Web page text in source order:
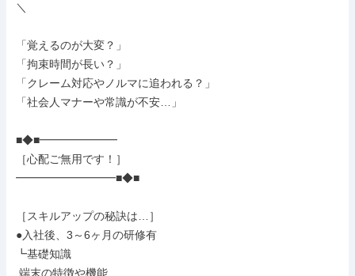
＼
「覚えるのが大変？」
「拘束時間が長い？」
「クレーム対応やノルマに追われる？」
「社会人マナーや常識が不安…」
■◆■━━━━━━━
［心配ご無用です！］
━━━━━━━━━■◆■
［スキルアップの秘訣は…］
●入社後、3～6ヶ月の研修有
┗基礎知識